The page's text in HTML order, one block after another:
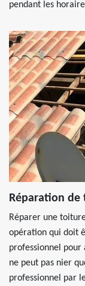
pendant les
Réparation de
Réparer une
opération qui doit
professionnel
ne peut pas nier
professionnel par